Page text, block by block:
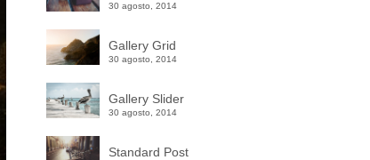
30 agosto, 2014
Gallery Grid
30 agosto, 2014
Gallery Slider
30 agosto, 2014
Standard Post